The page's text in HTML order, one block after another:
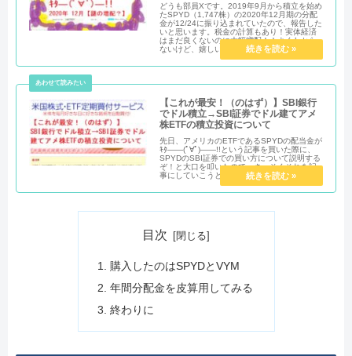
どうも部員Xです。2019年9月から積立を始め
たSPYD（1,747株）の2020年12月期の分配
金が12/24に振り込まれていたので、報告した
いと思います。税金の計算もあり！実体経済
はまだ良くないのに大幅増配！！よくわから
ないけど、嬉しいのでヨシッ！！
【これが最安！（のはず）】SBI銀行
でドル積立→SBI証券でドル建てアメ
株ETFの積立投資について
先日、アメリカのETFであるSPYDの配当金が
ｷﾀ――(ﾟ∀ﾟ)――!!という記事を買いた際に、
SPYDのSBI証券での買い方について説明する
ぞ！と大口を叩いたので、さっそくそれを記
事にしていこうと思います。
目次
購入したのはSPYDとVYM
年間分配金を皮算用してみる
終わりに